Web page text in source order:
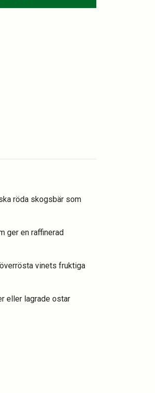
röda skogsbär som
ger en raffinerad
vinets fruktiga
eller lagrade ostar